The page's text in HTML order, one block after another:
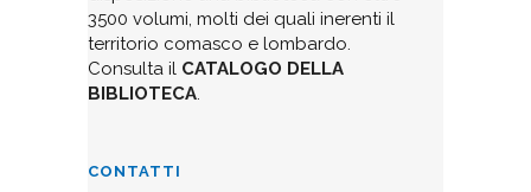
3500 volumi, molti dei quali inerenti il
territorio comasco e lombardo.
Consulta il CATALOGO DELLA
BIBLIOTECA.
CONTATTI